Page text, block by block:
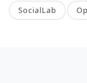
SocialLab